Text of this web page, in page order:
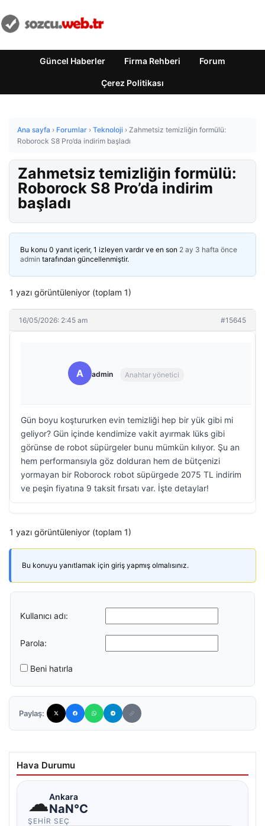
Güncel Haberler Firma Rehberi Forum
Çerez Politikası
Ana sayfa › Forumlar › Teknoloji › Zahmetsiz temizliğin formülü:
Roborock S8 Pro’da indirim başladı
Zahmetsiz temizliğin formülü:
Roborock S8 Pro’da indirim
başladı
Bu konu 0 yanıt içerir, 1 izleyen vardır ve en son 2 ay 3 hafta önce
admin tarafından güncellenmiştir.
1 yazı görüntüleniyor (toplam 1)
16/05/2026: 2:45 am #15645
A admin Anahtar yönetici
Gün boyu koştururken evin temizliği hep bir yük gibi mi
geliyor? Gün içinde kendimize vakit ayırmak lüks gibi
görünse de robot süpürgeler bunu mümkün kılıyor. Şu an
hem performansıyla göz dolduran hem de bütçenizi
yormayan bir Roborock robot süpürgede 2075 TL indirim
ve peşin fiyatına 9 taksit fırsatı var. İşte detaylar!
1 yazı görüntüleniyor (toplam 1)
Bu konuyu yanıtlamak için giriş yapmış olmalısınız.
Kullanıcı adı:
Parola:
Beni hatırla
Paylaş:
Hava Durumu
☁Ankara
NaN°C
ŞEHIR SEÇ